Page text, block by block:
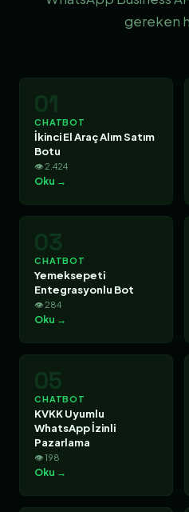
gereken
01
CHATBOT
İkinci El Araç Alım Satım
Botu
👁 2.424
Oku →
03
CHATBOT
Yemeksepeti
Entegrasyonlu Bot
👁 284
Oku →
05
CHATBOT
KVKK Uyumlu
WhatsApp İzinli
Pazarlama
👁 198
Oku →